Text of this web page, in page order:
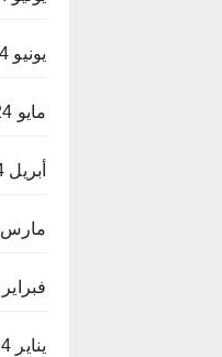
يونيو 2024
مايو 2024
أبريل 2024
مارس 2024
فبراير 2024
يناير 2024